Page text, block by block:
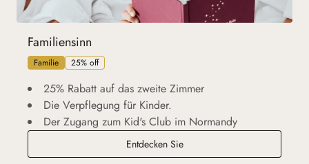
Familiensinn
Familie 25% off
25% Rabatt auf das zweite Zimmer
Die Verpflegung für Kinder.
Der Zugang zum Kid's Club im Normandy
Entdecken SieFamiliensinn